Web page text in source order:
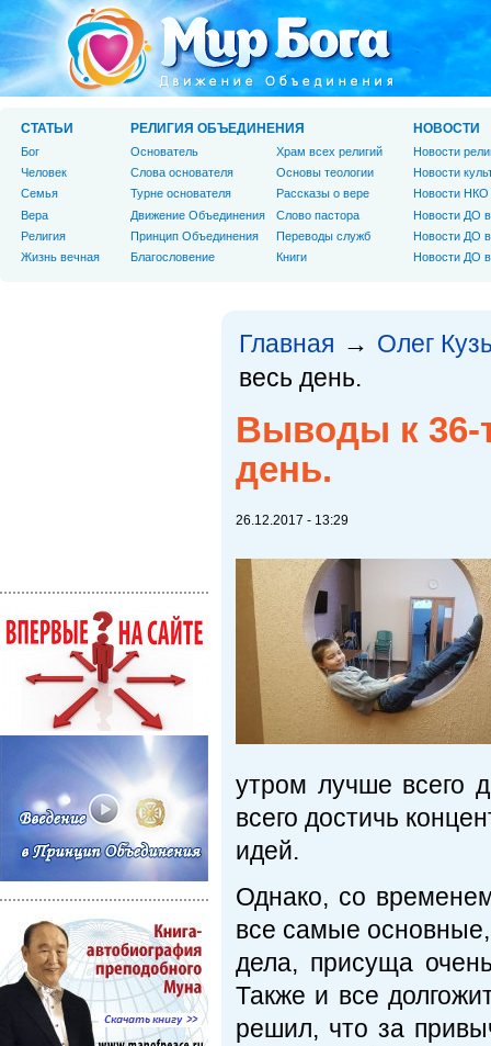
Главная → Олег
весь день.
Выводы к 36-
день.
26.12.2017 - 13:29
утром лучше всего
всего достичь
идей.
Однако, со
все самые
дела, присуща
Также и все
решил, что за
СТАТЬИ
Бог
Человек
Cемья
Вера
Религия
Жизнь вечная
РЕЛИГИЯ ОБЪЕДИНЕНИЯ
Основатель
Слова основателя
Турне основателя
Движение Объединения
Принцип Объединения
Благословение
Храм всех религий
Основы теологии
Рассказы о вере
Слово пастора
Переводы служб
Книги
НОВОСТИ
Новости
Новости
Новости НКО
Новости ДО
Новости ДО
Новости ДО